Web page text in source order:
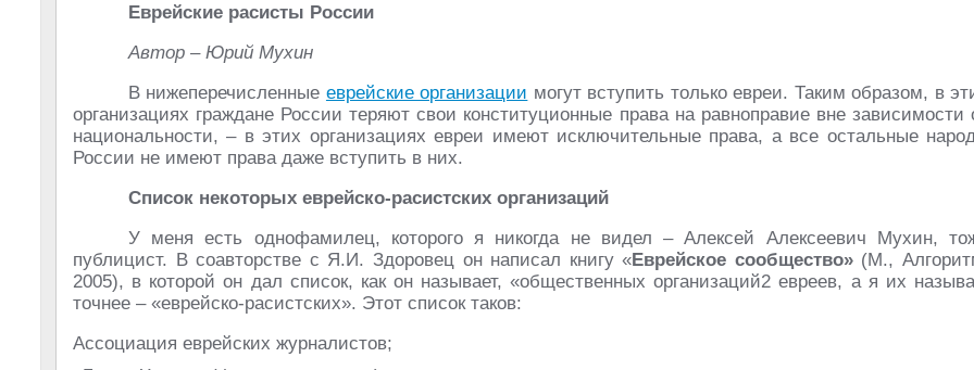
Еврейские расисты России
Автор – Юрий Мухин
В нижеперечисленные еврейские организации могут вступить только евреи. Таким образом, в
организациях граждане России теряют свои конституционные права на равноправие вне зависимости
национальности, – в этих организациях евреи имеют исключительные права, а все остальные
России не имеют права даже вступить в них.
Список некоторых еврейско-расистских организаций
У меня есть однофамилец, которого я никогда не видел – Алексей Алексеевич Мухин,
публицист. В соавторстве с Я.И. Здоровец он написал книгу «Еврейское сообщество» (М.,
2005), в которой он дал список, как он называет, «общественных организаций2 евреев, а я их
точнее – «еврейско-расистских». Этот список таков:
Ассоциация еврейских журналистов;